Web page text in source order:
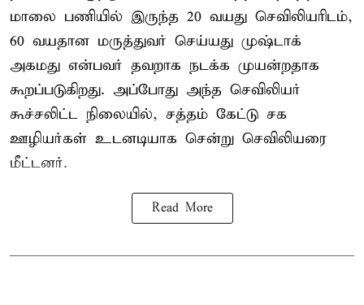
மாலை பணியில் இருந்த 20 வயது செவிலியரிடம்,
60 வயதான மருத்துவர் செய்யது முஷ்டாக்
அகமது என்பவர் தவறாக நடக்க முயன்றதாக
கூறப்படுகிறது. அப்போது அந்த செவிலியர்
கூச்சலிட்ட நிலையில், சத்தம் கேட்டு சக
ஊழியர்கள் உடனடியாக சென்று செவிலியரை
மீட்டனர்.
Read More